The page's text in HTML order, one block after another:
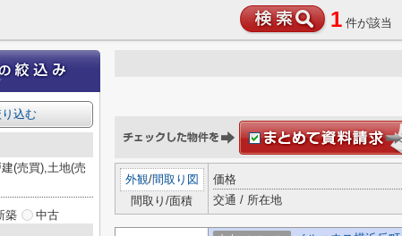
1 件が該当
外観/間取り図
間取り/面積
価格
交通 / 所在地
込む
(売買),土地(売
築
中古